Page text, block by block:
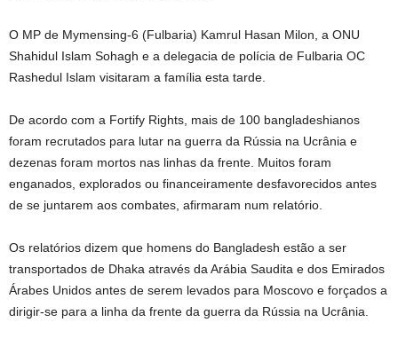
O MP de Mymensing-6 (Fulbaria) Kamrul Hasan Milon, a ONU
Shahidul Islam Sohagh e a delegacia de polícia de Fulbaria OC
Rashedul Islam visitaram a família esta tarde.
De acordo com a Fortify Rights, mais de 100 bangladeshianos
foram recrutados para lutar na guerra da Rússia na Ucrânia e
dezenas foram mortos nas linhas da frente. Muitos foram
enganados, explorados ou financeiramente desfavorecidos antes
de se juntarem aos combates, afirmaram num relatório.
Os relatórios dizem que homens do Bangladesh estão a ser
transportados de Dhaka através da Arábia Saudita e dos Emirados
Árabes Unidos antes de serem levados para Moscovo e forçados a
dirigir-se para a linha da frente da guerra da Rússia na Ucrânia.